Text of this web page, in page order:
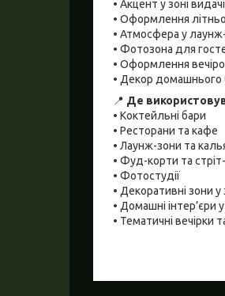
• Акцент у зоні
• Оформлення
• Атмосфера у
• Фотозона для
• Оформлення
• Декор домашнього
📍 Де
• Коктейльні бари
• Ресторани та кафе
• Лаунж-зони та
• Фуд-корти та
• Фотостудії
• Декоративні зони у
• Домашні інтер’єри
• Тематичні вечірки